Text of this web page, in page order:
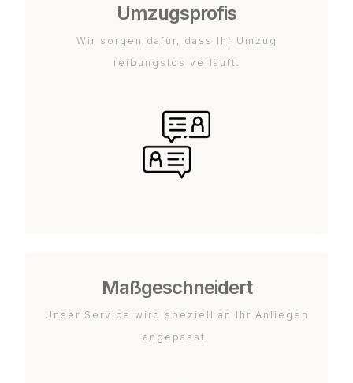
Umzugsprofis
Wir sorgen dafür, dass Ihr Umzug
reibungslos verläuft.
Maßgeschneidert
Unser Service wird speziell an Ihr Anliegen
angepasst.